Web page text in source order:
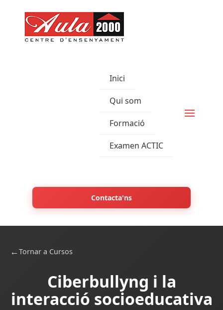
Inici
Qui som
Formació
Examen ACTIC
Contacta'ns
←Tornar a Cursos
Ciberbullyng i la
interacció socioeducativa